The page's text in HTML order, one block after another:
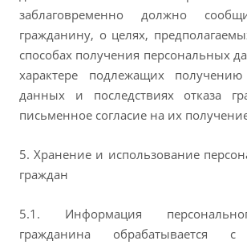
заблаговременно должно
гражданину, о целях,
способах получения персональных
характере подлежащих
данных и последствиях отказа
письменное согласие на их
5. Хранение и использование
граждан
5.1. Информация
гражданина обрабатывается с